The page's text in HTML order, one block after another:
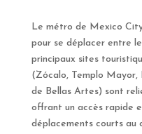
Le métro de Mexico
pour se déplacer entre
principaux sites
(Zócalo, Templo Mayor,
de Bellas Artes) sont
offrant un accès rapide
déplacements courts au